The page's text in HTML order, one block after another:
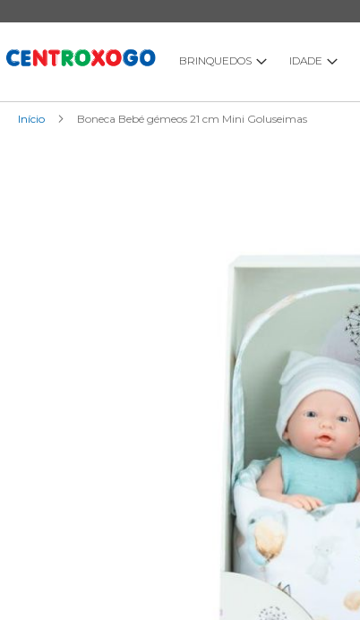
para
Conteúdo
BRINQUEDOS IDADE
Início Boneca Bebé gémeos 21 cm Mini Goluseimas